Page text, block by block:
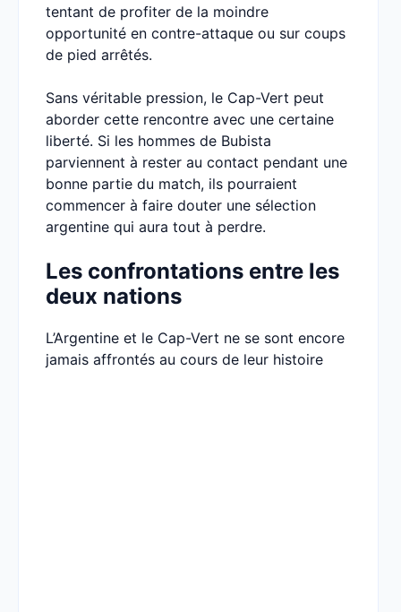
tentant de profiter de la moindre
opportunité en contre-attaque ou sur coups
de pied arrêtés.
Sans véritable pression, le Cap-Vert peut
aborder cette rencontre avec une certaine
liberté. Si les hommes de Bubista
parviennent à rester au contact pendant une
bonne partie du match, ils pourraient
commencer à faire douter une sélection
argentine qui aura tout à perdre.
Les confrontations entre les
deux nations
L’Argentine et le Cap-Vert ne se sont encore
jamais affrontés au cours de leur histoire